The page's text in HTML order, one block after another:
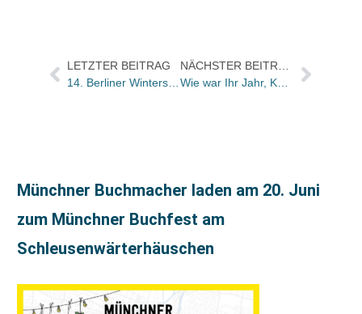
LETZTER BEITRAG
14. Berliner Wintersalon vom 15. bis zum 18.Januar
NÄCHSTER BEITRAG
Wie war Ihr Jahr, Kerstin Gleba?
Münchner Buchmacher laden am 20. Juni
zum Münchner Buchfest am
Schleusenwärterhäuschen